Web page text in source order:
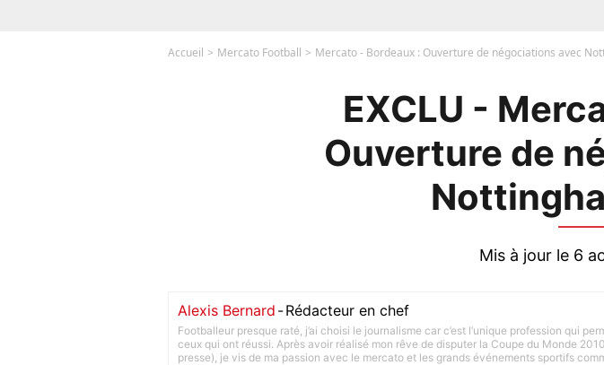
Accueil Mercato Football Mercato - Bordeaux : Ouverture de négociations avec
EXCLU -
Ouverture de
Mis à jour le 6
Alexis Bernard -Rédacteur en chef
Footballeur presque raté, j’ai choisi le journalisme car c’est l’unique profession qui
ceux qui ont réussi. Après avoir réalisé mon rêve de disputer la Coupe du Monde
presse), je vis de ma passion avec le mercato et les grands événements sportifs